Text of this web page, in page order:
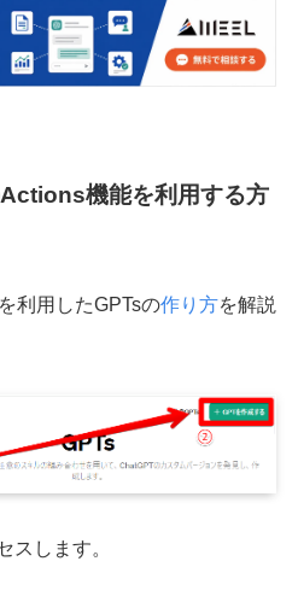
機能を利用する方
利用したGPTsの作り方を解説
スします。